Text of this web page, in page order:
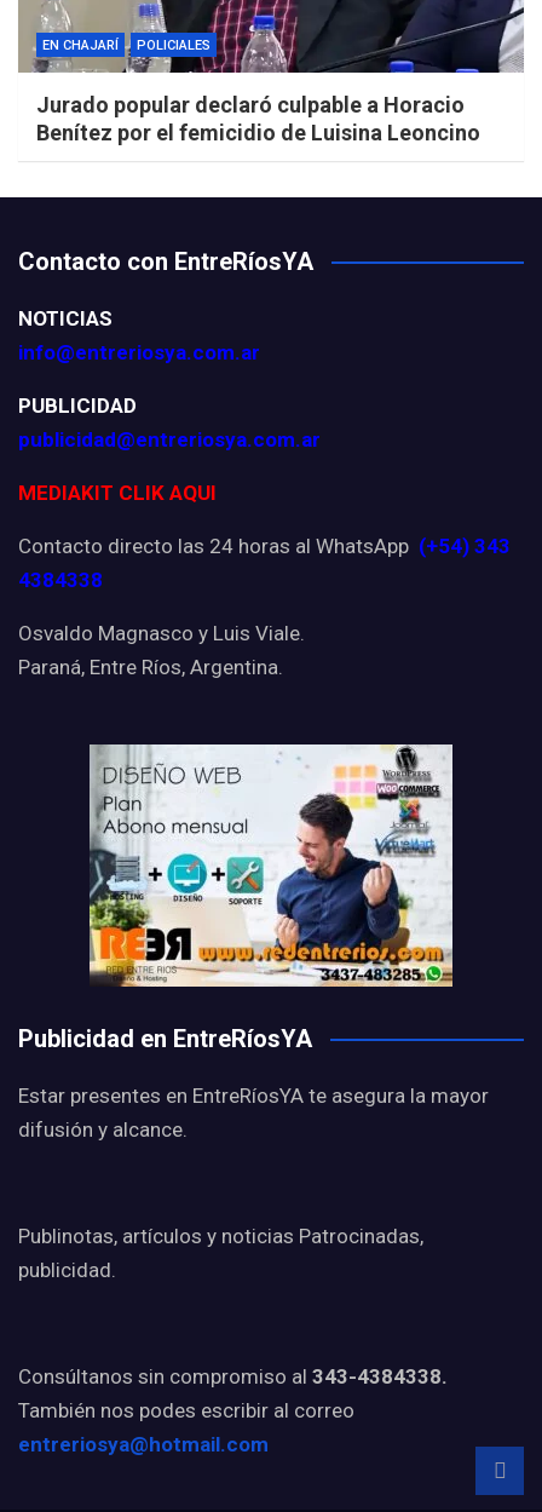
EN CHAJARÍ POLICIALES
Jurado popular declaró culpable a Horacio
Benítez por el femicidio de Luisina Leoncino
Contacto con EntreRíosYA
NOTICIAS
info@entreriosya.com.ar
PUBLICIDAD
publicidad@entreriosya.com.ar
MEDIAKIT CLIK AQUI
Contacto directo las 24 horas al WhatsApp (+54) 343
4384338
Osvaldo Magnasco y Luis Viale.
Paraná, Entre Ríos, Argentina.
Publicidad en EntreRíosYA
Estar presentes en EntreRíosYA te asegura la mayor
difusión y alcance.
Publinotas, artículos y noticias Patrocinadas,
publicidad.
Consúltanos sin compromiso al 343-4384338.
También nos podes escribir al correo
entreriosya@hotmail.com